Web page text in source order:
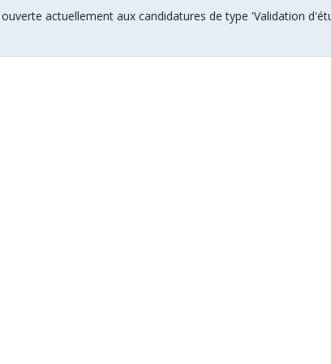
actuellement aux candidatures de type 'Validation